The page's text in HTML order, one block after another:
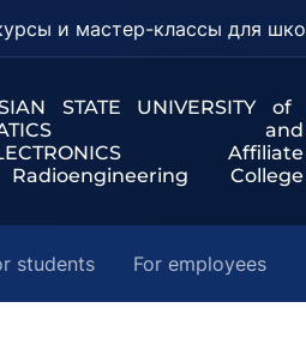
и мастер-классы для
STATE UNIVERSITY of
and
Affiliate
College
students For employees